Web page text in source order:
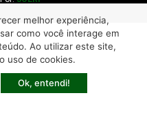
melhor experiência,
como você interage em
Ao utilizar este site,
uso de cookies.
Ok, entendi!